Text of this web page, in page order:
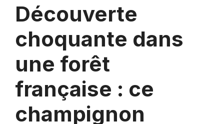
Découverte
choquante dans
une forêt
française : ce
champignon